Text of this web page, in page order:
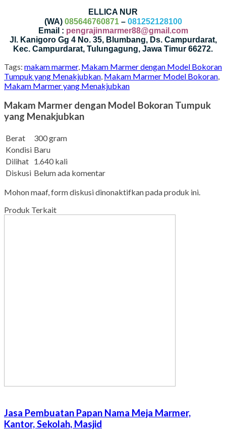
ELLICA NUR
(WA) 085646760871– 081252128100
Email : pengrajinmarmer88@gmail.com
Jl. Kanigoro Gg 4 No. 35, Blumbang, Ds. Campurdarat,
Kec. Campurdarat, Tulungagung, Jawa Timur 66272.
Tags: makam marmer, Makam Marmer dengan Model Bokoran
Tumpuk yang Menakjubkan Makam Marmer Model Bokoran
Makam Marmer yang Menakjubkan
Makam Marmer dengan Model Bokoran Tumpuk
yang Menakjubkan
Berat
300 gram
Kondisi Baru
Dilihat 1.640 kali
Diskusi Belum ada komentar
Mohon maaf, form diskusi dinonaktifkan pada produk ini.
Produk Terkait
Jasa Pembuatan Papan Nama Meja Marmer,
Kantor, Sekolah, Masjid